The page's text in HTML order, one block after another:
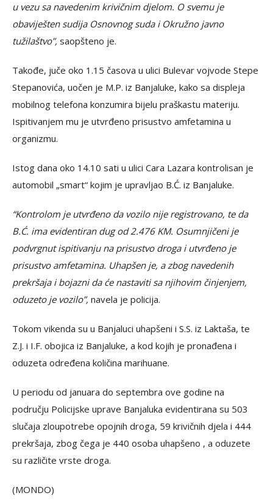
u vezu sa navedenim krivičnim djelom. O svemu je
obaviješten sudija Osnovnog suda i Okružno javno
tužilaštvo”, saopšteno je.
Takođe, juče oko 1.15 časova u ulici Bulevar vojvode Stepe
Stepanovića, uočen je M.P. iz Banjaluke, kako sa displeja
mobilnog telefona konzumira bijelu praškastu materiju.
Ispitivanjem mu je utvrđeno prisustvo amfetamina u
organizmu.
Istog dana oko 14.10 sati u ulici Cara Lazara kontrolisan je
automobil „smart“ kojim je upravljao B.Ć. iz Banjaluke.
“Kontrolom je utvrđeno da vozilo nije registrovano, te da
B.Ć. ima evidentiran dug od 2.476 KM. Osumnjičeni je
podvrgnut ispitivanju na prisustvo droga i utvrđeno je
prisustvo amfetamina. Uhapšen je, a zbog navedenih
prekršaja i bojazni da će nastaviti sa njihovim činjenjem,
oduzeto je vozilo”, navela je policija.
Tokom vikenda su u Banjaluci uhapšeni i S.S. iz Laktaša, te
Z.J. i I.F. obojica iz Banjaluke, a kod kojih je pronađena i
oduzeta određena količina marihuane.
U periodu od januara do septembra ove godine na
području Policijske uprave Banjaluka evidentirana su 503
slučaja zloupotrebe opojnih droga, 59 krivičnih djela i 444
prekršaja, zbog čega je 440 osoba uhapšeno , a oduzete
su različite vrste droga.
(MONDO)